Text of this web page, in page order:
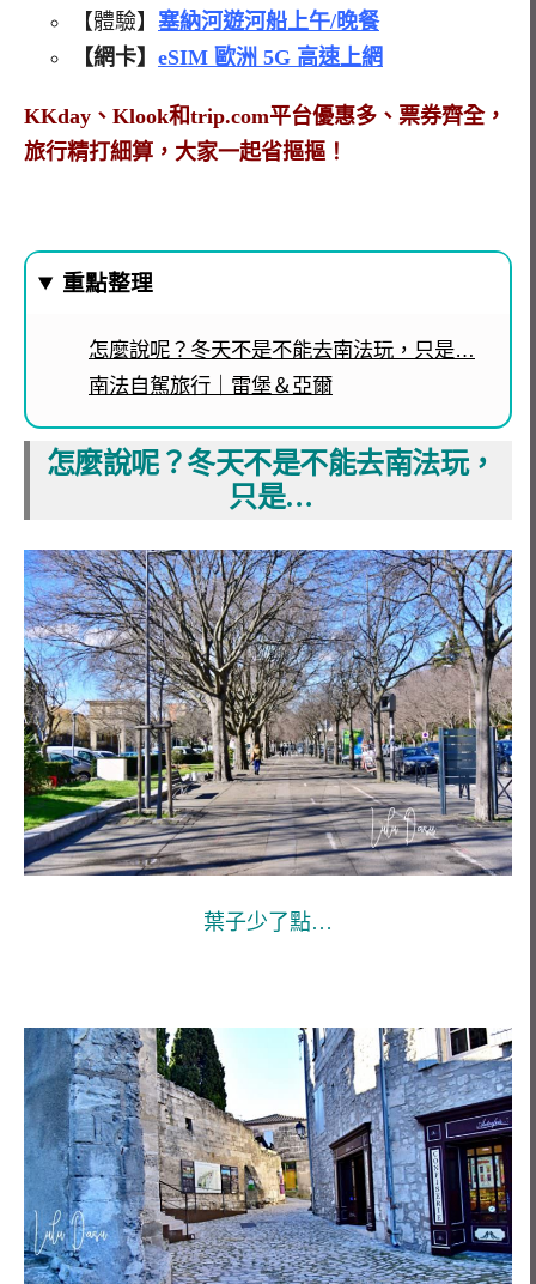
【體驗】 塞納河遊河船上午/晚餐
【網卡】 eSIM 歐洲 5G 高速上網
KKday、Klook和trip.com平台優惠多、票券齊全，
旅行精打細算，大家一起省摳摳！
重點整理
怎麼說呢？冬天不是不能去南法玩，只是…
南法自駕旅行｜雷堡＆亞爾
怎麼說呢？冬天不是不能去南法玩，
只是…
葉子少了點…